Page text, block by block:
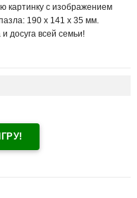
картинку с изображением
190 x 141 x 35 мм.
досуга всей семьи!